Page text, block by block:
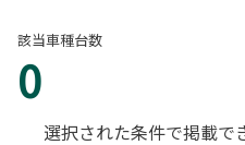
該当車種台数
0
選択された条件で掲載で